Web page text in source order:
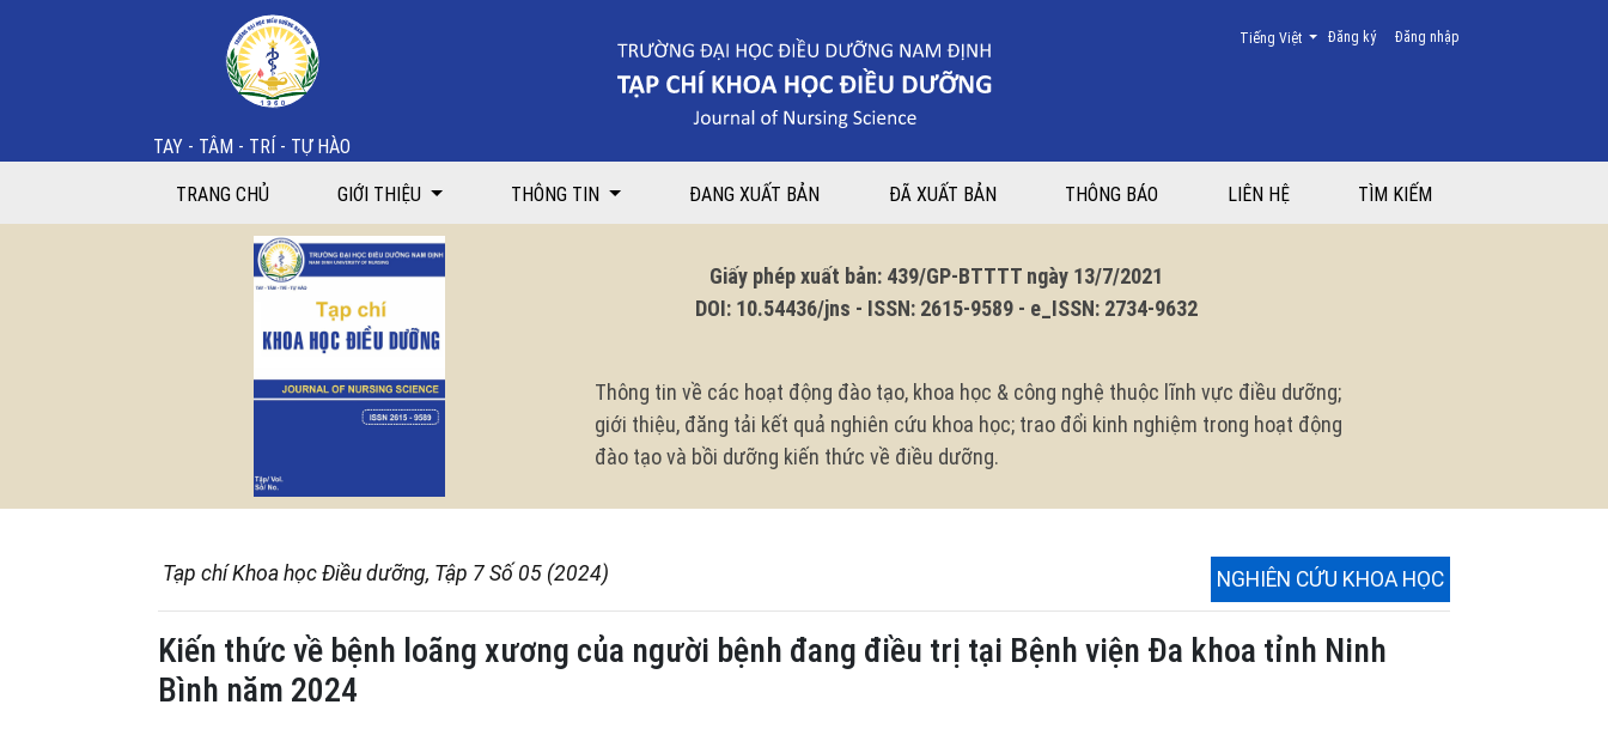
Kiến thức về bệnh loãng xương của người bệnh đang điều trị tại Bệnh viện Đa khoa tỉnh Ninh Bình năm 2024
TAY - TÂM - TRÍ - TỰ HÀO
Đăng ký Đăng nhập
Thay đổi ngôn ngữ. Ngôn ngữ hiện tại là:
Tiếng Việt
TRANG CHỦ GIỚI THIỆU THÔNG TIN ĐANG XUẤT BẢN ĐÃ XUẤT BẢN THÔNG BÁO LIÊN HỆ TÌM KIẾM
Giấy phép xuất bản: 439/GP-BTTTT ngày 13/7/2021
DOI: 10.54436/jns - ISSN: 2615-9589 - e_ISSN: 2734-9632
Thông tin về các hoạt động đào tạo, khoa học & công nghệ thuộc lĩnh vực điều dưỡng;
giới thiệu, đăng tải kết quả nghiên cứu khoa học; trao đổi kinh nghiệm trong hoạt động
đào tạo và bồi dưỡng kiến thức về điều dưỡng.
Tạp chí Khoa học Điều dưỡng, Tập 7 Số 05 (2024) NGHIÊN CỨU KHOA HỌC
Kiến thức về bệnh loãng xương của người bệnh đang điều trị tại Bệnh viện Đa khoa tỉnh Ninh
Bình năm 2024